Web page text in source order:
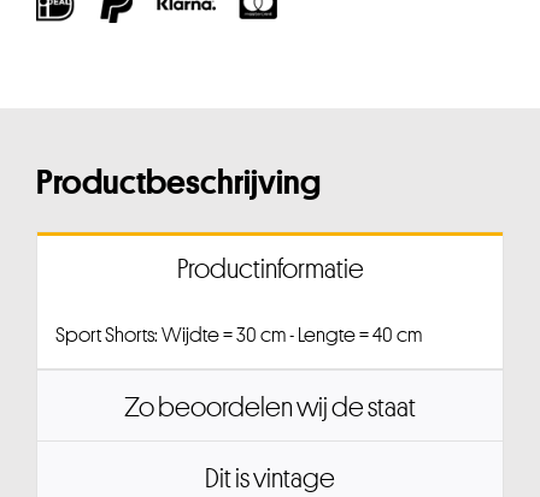
Productbeschrijving
Productinformatie
Sport Shorts: Wijdte = 30 cm - Lengte = 40 cm
Zo beoordelen wij de staat
Dit is vintage